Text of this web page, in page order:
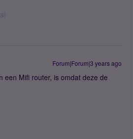
Forum|Forum|3 years ago
een Mifi router, is omdat deze de